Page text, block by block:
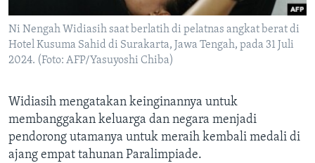
Ni Nengah Widiasih saat berlatih di pelatnas angkat berat di
Hotel Kusuma Sahid di Surakarta, Jawa Tengah, pada 31 Juli
2024. (Foto: AFP/Yasuyoshi Chiba)
Widiasih mengatakan keinginannya untuk
membanggakan keluarga dan negara menjadi
pendorong utamanya untuk meraih kembali medali di
ajang empat tahunan Paralimpiade.